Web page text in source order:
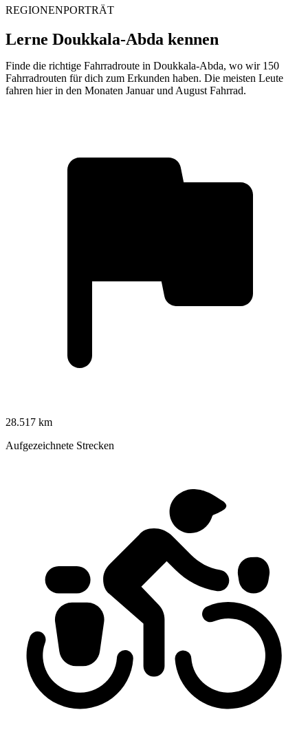
REGIONENPORTRÄT
Lerne Doukkala-Abda kennen
Finde die richtige Fahrradroute in Doukkala-Abda, wo wir 150
Fahrradrouten für dich zum Erkunden haben. Die meisten Leute
fahren hier in den Monaten Januar und August Fahrrad.
28.517 km
Aufgezeichnete Strecken